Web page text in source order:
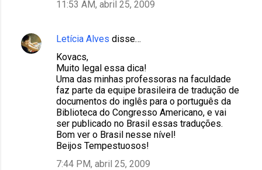
11:53 AM, abril 25, 2009
Letícia Alves disse…
Kovacs,
Muito legal essa dica!
Uma das minhas professoras na faculdade
faz parte da equipe brasileira de tradução de
documentos do inglês para o português da
Biblioteca do Congresso Americano, e vai
ser publicado no Brasil essas traduções.
Bom ver o Brasil nesse nível!
Beijos Tempestuosos!
7:44 PM, abril 25, 2009